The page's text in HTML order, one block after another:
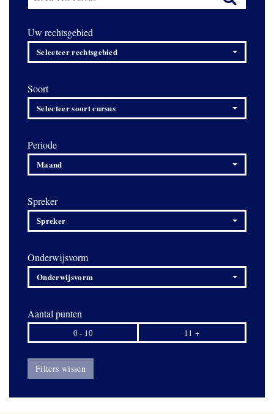
Uw rechtsgebied
Selecteer rechtsgebied
Soort
Selecteer soort cursus
Periode
Maand
Spreker
Spreker
Onderwijsvorm
Onderwijsvorm
Aantal punten
0 - 10 11 +
Filters wissen